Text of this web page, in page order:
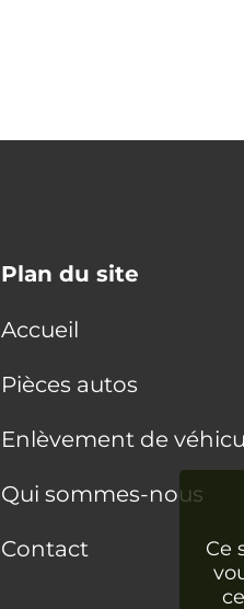
Plan du site
Accueil
Pièces autos
Enlèvement de
Qui sommes-nous
Contact
Ce